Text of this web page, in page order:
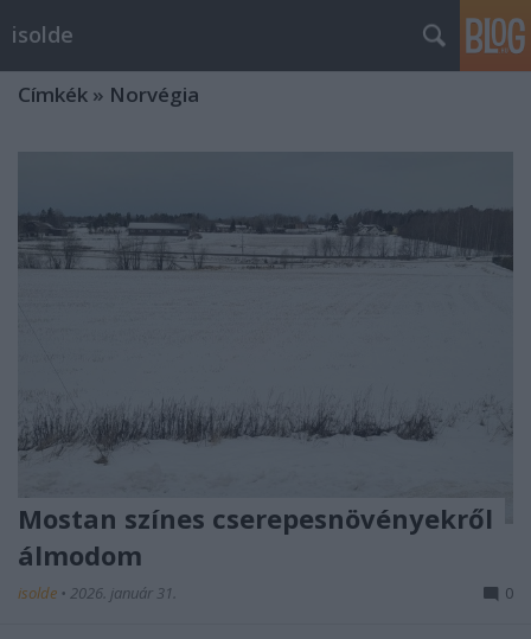
isolde
Címkék » Norvégia
Mostan színes cserepesnövényekről
álmodom
isolde • 2026. január 31. 0